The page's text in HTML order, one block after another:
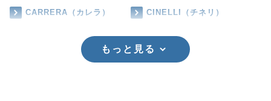
CARRERA（カレラ） CINELLI（チネリ）
もっと見る